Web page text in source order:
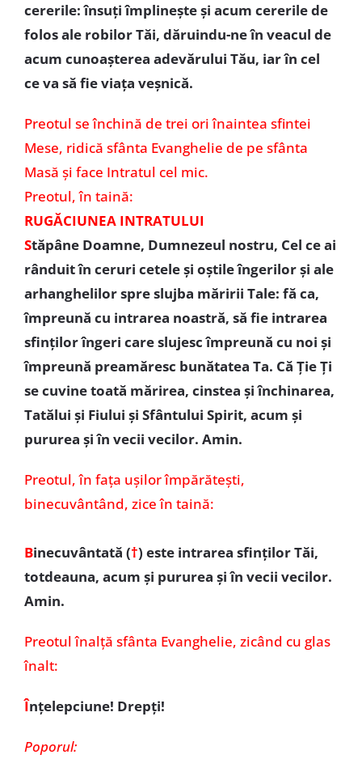
cererile: însuţi împlineşte şi acum cererile de
folos ale robilor Tăi, dăruindu-ne în veacul de
acum cunoaşterea adevărului Tău, iar în cel
ce va să fie viaţa veşnică.
Preotul se închină de trei ori înaintea sfintei
Mese, ridică sfânta Evanghelie de pe sfânta
Masă și face Intratul cel mic.
Preotul, în taină:
RUGĂCIUNEA INTRATULUI
Stăpâne Doamne, Dumnezeul nostru, Cel ce ai
rânduit în ceruri cetele şi oştile îngerilor şi ale
arhanghelilor spre slujba măririi Tale: fă ca,
împreună cu intrarea noastră, să fie intrarea
sfinţilor îngeri care slujesc împreună cu noi şi
împreună preamăresc bunătatea Ta. Că Ţie Ţi
se cuvine toată mărirea, cinstea şi închinarea,
Tatălui şi Fiului şi Sfântului Spirit, acum şi
pururea şi în vecii vecilor. Amin.
Preotul, în fața ușilor împărătești,
binecuvântând, zice în taină:
Binecuvântată (†) este intrarea sfinţilor Tăi,
totdeauna, acum şi pururea şi în vecii vecilor.
Amin.
Preotul înalţă sfânta Evanghelie, zicând cu glas
înalt:
Înţelepciune! Drepţi!
Poporul: